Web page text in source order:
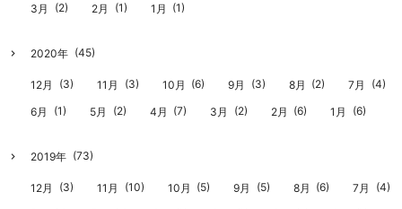
3月 (2) 2月 (1) 1月 (1)
2020年 (45)
12月 (3) 11月 (3) 10月 (6) 9月 (3) 8月 (2) 7月 (4)
6月 (1) 5月 (2) 4月 (7) 3月 (2) 2月 (6) 1月 (6)
2019年 (73)
12月 (3) 11月 (10) 10月 (5) 9月 (5) 8月 (6) 7月 (4)